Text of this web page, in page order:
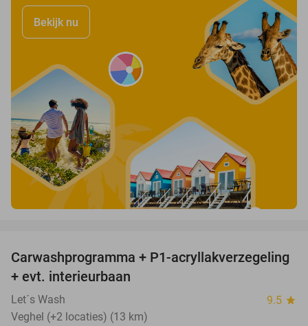
Bekijk nu
39%
Carwashprogramma + P1-acryllakverzegeling
+ evt. interieurbaan
Let´s Wash 9.5 star
Veghel (+2 locaties) (13 km)